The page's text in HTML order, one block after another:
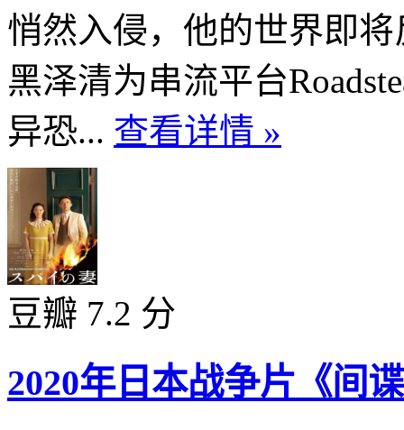
悄然入侵，他的世界即
黑泽清为串流平台
异恐... 查看详情 »
豆瓣 7.2 分
2020年日本战争片《间